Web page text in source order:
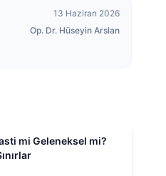
13 Haziran 2026
Op. Dr. Hüseyin Arslan
mi Geleneksel mi?